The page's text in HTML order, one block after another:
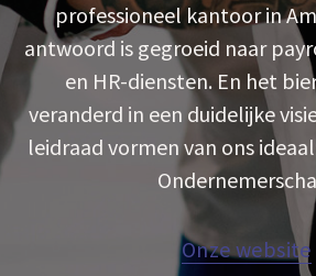
professioneel kantoor in
antwoord is gegroeid naar
en HR-diensten. En het
veranderd in een duidelijke
leidraad vormen van ons
Onze website